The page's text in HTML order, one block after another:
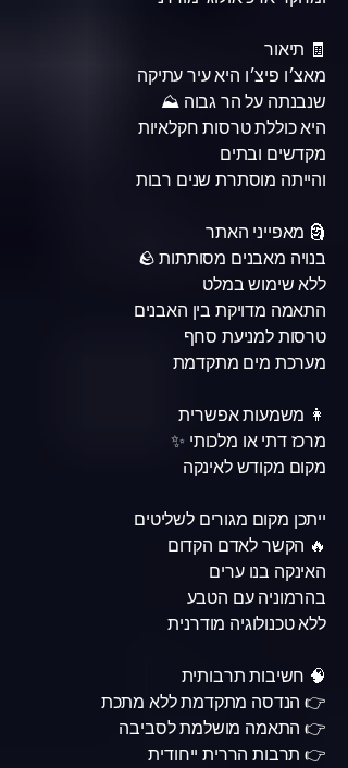
🧾 תיאור
מאצ׳ו פיצ׳ו היא עיר עתיקה
שנבנתה על הר גבוה ⛰️
היא כוללת טרסות חקלאיות
מקדשים ובתים
והייתה מוסתרת שנים רבות
🗿 מאפייני האתר
בנויה מאבנים מסותתות 🪨
ללא שימוש במלט
התאמה מדויקת בין האבנים
טרסות למניעת סחף
מערכת מים מתקדמת
👩 משמעות אפשרית
מרכז דתי או מלכותי ✨
מקום מקודש לאינקה
ייתכן מקום מגורים לשליטים
🔥 הקשר לאדם הקדום
האינקה בנו ערים
בהרמוניה עם הטבע
ללא טכנולוגיה מודרנית
🧠 חשיבות תרבותית
👉 הנדסה מתקדמת ללא מתכת
👉 התאמה מושלמת לסביבה
👉 תרבות הררית ייחודית